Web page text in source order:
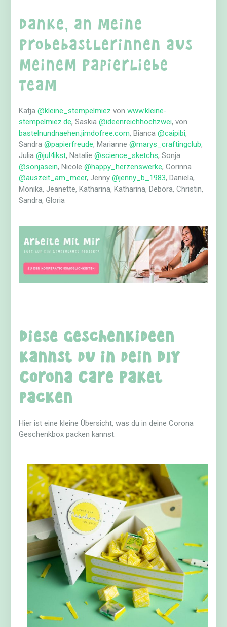
Danke, an meine
Probebastlerinnen aus
meinem Papierliebe
Team
Katja@kleine_stempelmiez vonwww.kleine-
stempelmiez.de, Saskia@ideenreichhochzwei, von
bastelnundnaehen.jimdofree.com, Bianca@caipibi,
Sandra@papierfreude, Marianne@marys_craftingclub,
Julia@jul4ikst, Natalie@science_sketchs, Sonja
@sonjasein, Nicole@happy_herzenswerke, Corinna
@auszeit_am_meer, Jenny@jenny_b_1983, Daniela,
Monika, Jeanette, Katharina, Katharina, Debora, Christin,
Sandra, Gloria
Diese Geschenkideen
kannst du in dein DIY
Corona Care Paket
packen
Hier ist eine kleine Übersicht, was du in deine Corona
Geschenkbox packen kannst: